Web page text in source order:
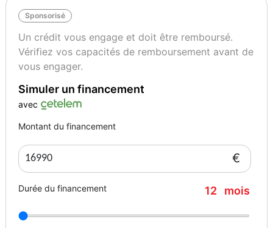
Sponsorisé
Un crédit vous engage et doit être remboursé.
Vérifiez vos capacités de remboursement avant de
vous engager.
Simuler un financement
avec
Montant du financement
€
Durée du financement 12 mois